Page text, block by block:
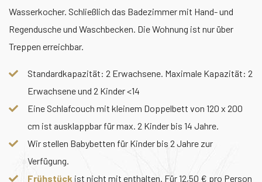
Wasserkocher. Schließlich das Badezimmer mit Hand- und
Regendusche und Waschbecken. Die Wohnung ist nur über
Treppen erreichbar.
Standardkapazität: 2 Erwachsene. Maximale Kapazität: 2
Erwachsene und 2 Kinder <14
Eine Schlafcouch mit kleinem Doppelbett von 120 x 200
cm ist ausklappbar für max. 2 Kinder bis 14 Jahre.
Wir stellen Babybetten für Kinder bis 2 Jahre zur
Verfügung.
Frühstück ist nicht mit enthalten. Für 12,50 € pro Person